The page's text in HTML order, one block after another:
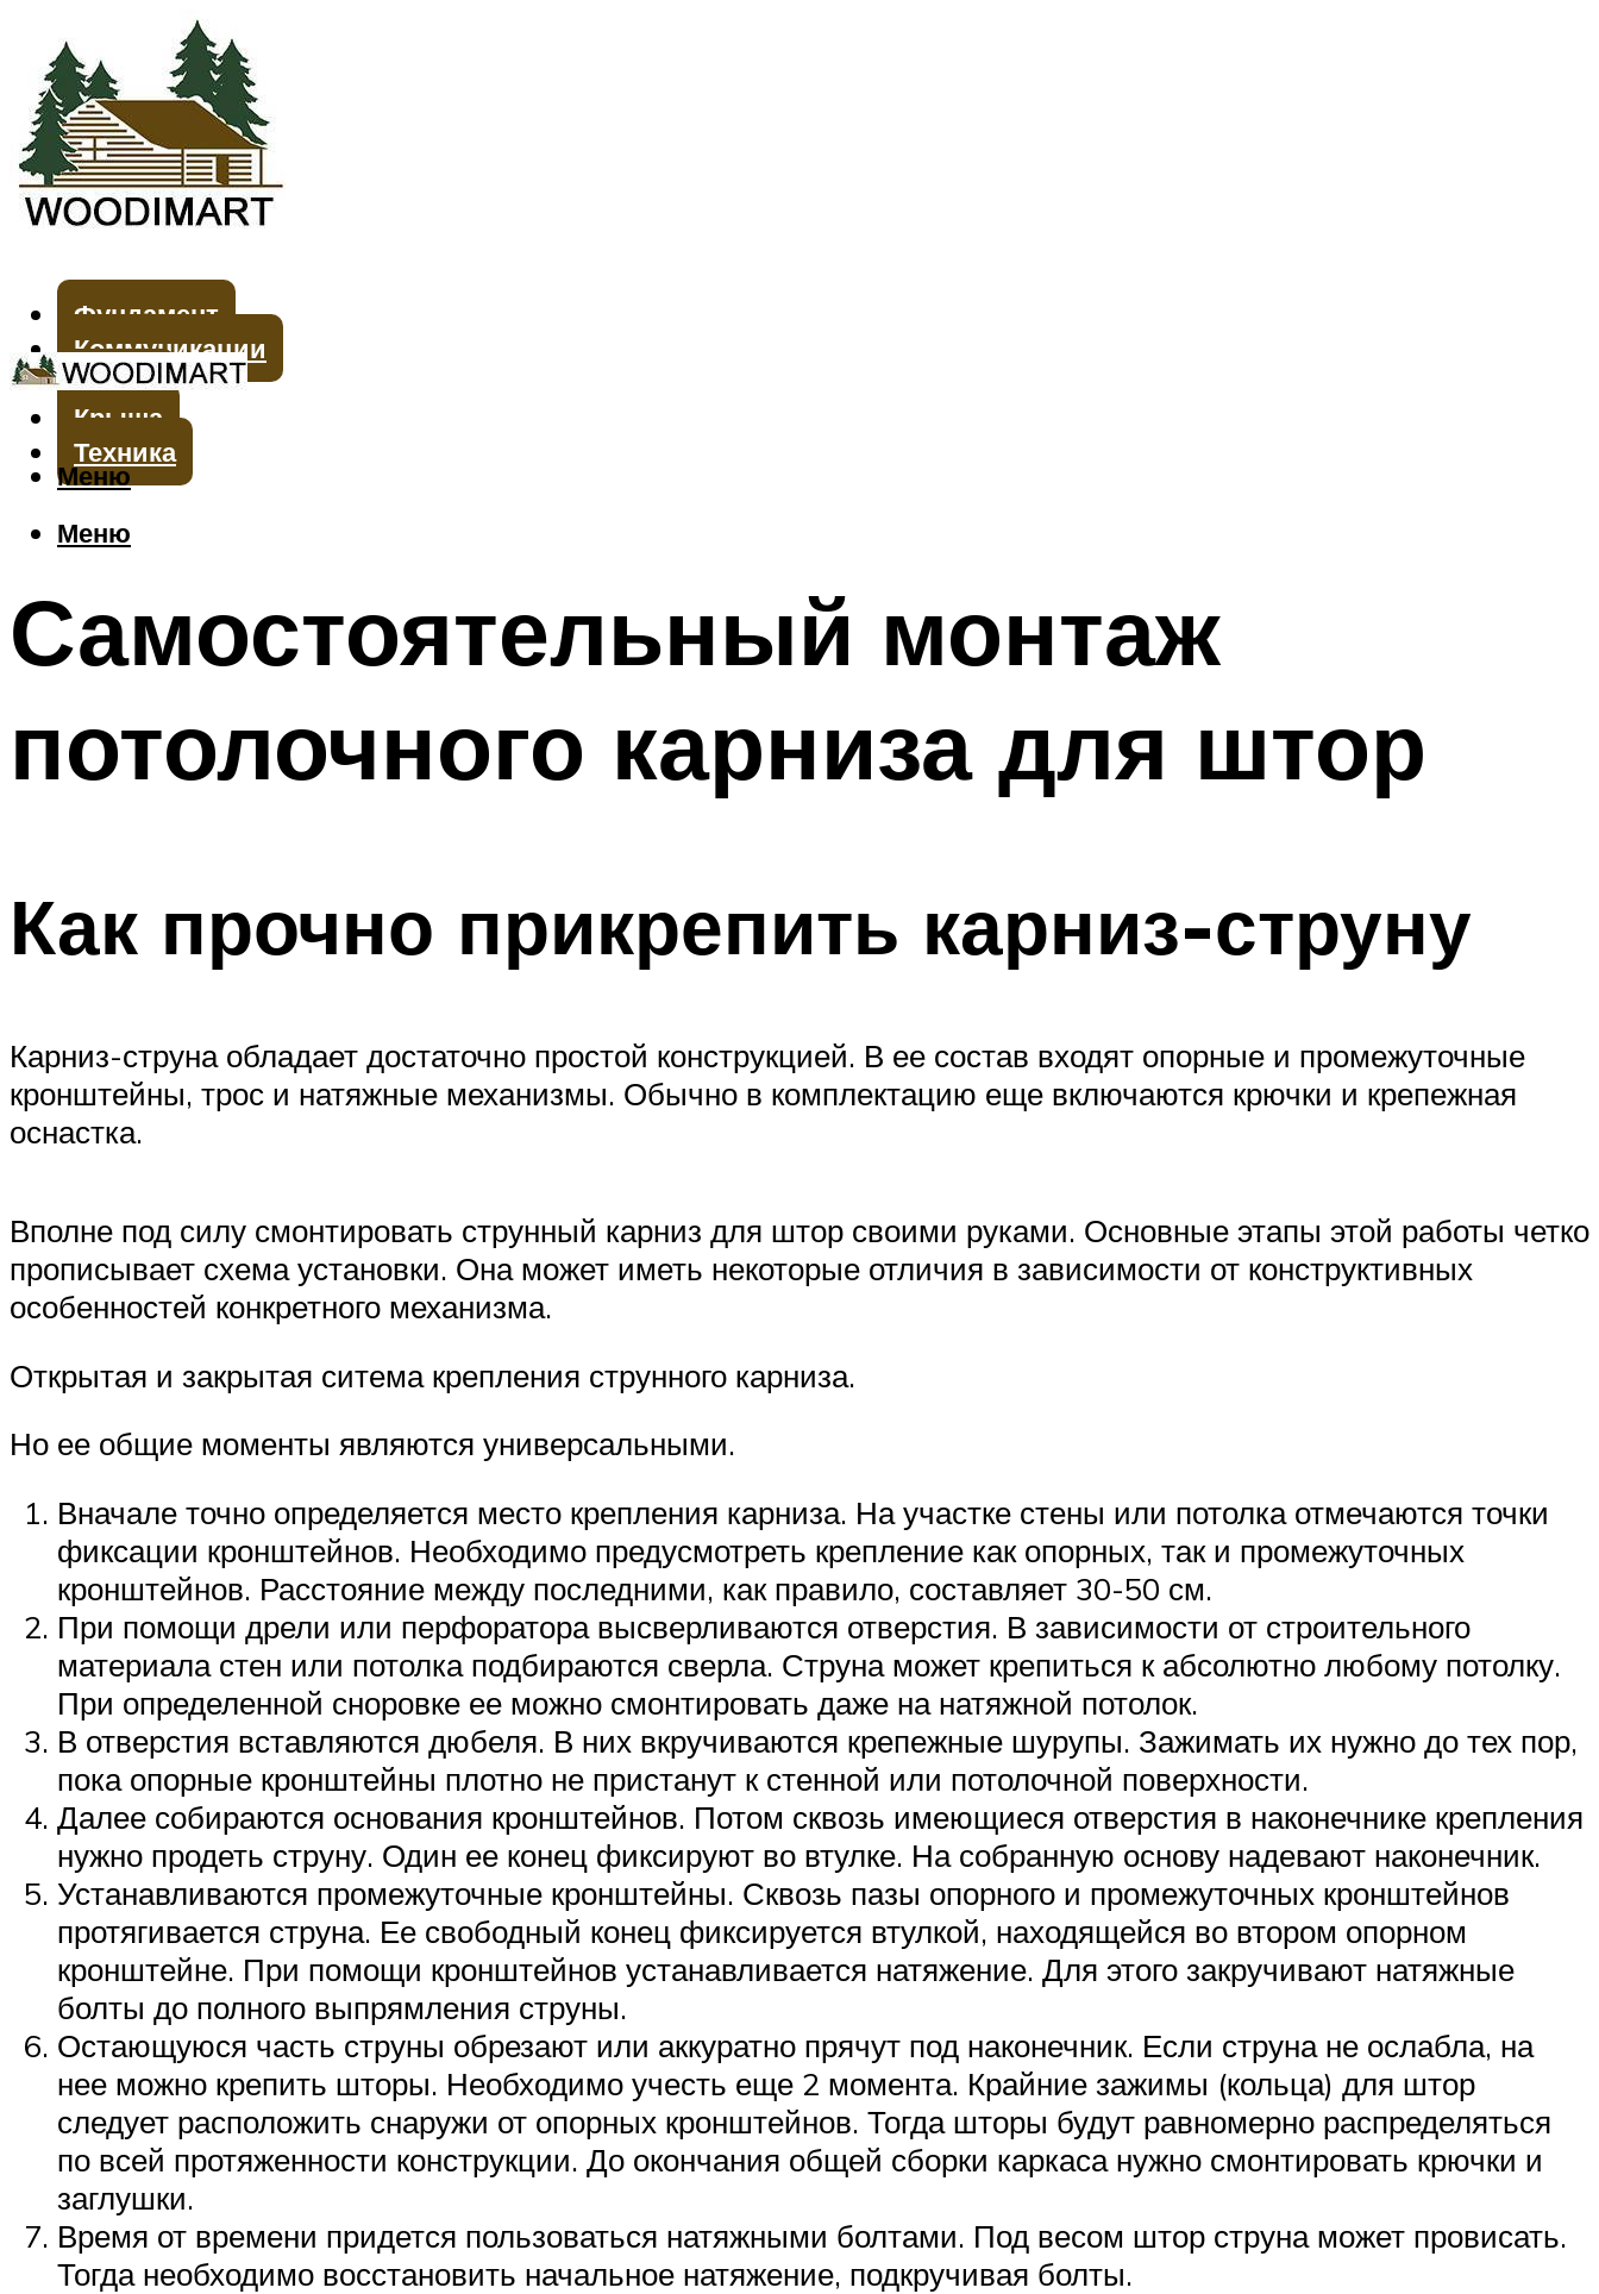
Фундамент
Коммуникации
Стены
Крыша
Техника
Меню
Меню
Самостоятельный монтаж
потолочного карниза для штор
Как прочно прикрепить карниз-струну
Карниз-струна обладает достаточно простой конструкцией. В ее состав входят опорные и промежуточные
кронштейны, трос и натяжные механизмы. Обычно в комплектацию еще включаются крючки и крепежная
оснастка.
Вполне под силу смонтировать струнный карниз для штор своими руками. Основные этапы этой работы четко
прописывает схема установки. Она может иметь некоторые отличия в зависимости от конструктивных
особенностей конкретного механизма.
Открытая и закрытая ситема крепления струнного карниза.
Но ее общие моменты являются универсальными.
Вначале точно определяется место крепления карниза. На участке стены или потолка отмечаются точки
фиксации кронштейнов. Необходимо предусмотреть крепление как опорных, так и промежуточных
кронштейнов. Расстояние между последними, как правило, составляет 30-50 см.
При помощи дрели или перфоратора высверливаются отверстия. В зависимости от строительного
материала стен или потолка подбираются сверла. Струна может крепиться к абсолютно любому потолку.
При определенной сноровке ее можно смонтировать даже на натяжной потолок.
В отверстия вставляются дюбеля. В них вкручиваются крепежные шурупы. Зажимать их нужно до тех пор,
пока опорные кронштейны плотно не пристанут к стенной или потолочной поверхности.
Далее собираются основания кронштейнов. Потом сквозь имеющиеся отверстия в наконечнике крепления
нужно продеть струну. Один ее конец фиксируют во втулке. На собранную основу надевают наконечник.
Устанавливаются промежуточные кронштейны. Сквозь пазы опорного и промежуточных кронштейнов
протягивается струна. Ее свободный конец фиксируется втулкой, находящейся во втором опорном
кронштейне. При помощи кронштейнов устанавливается натяжение. Для этого закручивают натяжные
болты до полного выпрямления струны.
Остающуюся часть струны обрезают или аккуратно прячут под наконечник. Если струна не ослабла, на
нее можно крепить шторы. Необходимо учесть еще 2 момента. Крайние зажимы (кольца) для штор
следует расположить снаружи от опорных кронштейнов. Тогда шторы будут равномерно распределяться
по всей протяженности конструкции. До окончания общей сборки каркаса нужно смонтировать крючки и
заглушки.
Время от времени придется пользоваться натяжными болтами. Под весом штор струна может провисать.
Тогда необходимо восстановить начальное натяжение, подкручивая болты.